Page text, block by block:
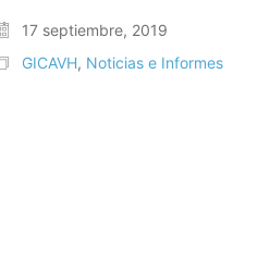
17 septiembre, 2019
GICAVH, Noticias e Informes